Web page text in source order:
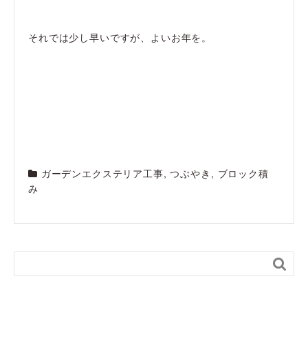
それでは少し早いですが、よいお年を。
ガーデンエクステリア工事,つぶやき , ブロック積
み
